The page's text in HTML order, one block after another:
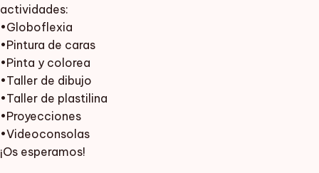
actividades:
•Globoflexia
•Pintura de caras
•Pinta y colorea
•Taller de dibujo
•Taller de plastilina
•Proyecciones
•Videoconsolas
¡Os esperamos!